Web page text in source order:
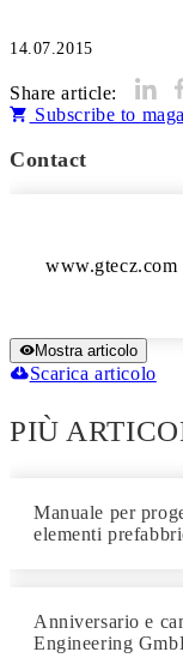
14.07.2015
Share article:
Subscribe to
Contact
www.gtecz.com
Mostra articolo
Scarica articolo
PIÙ
Manuale per
elementi
Anniversario e
Engineering